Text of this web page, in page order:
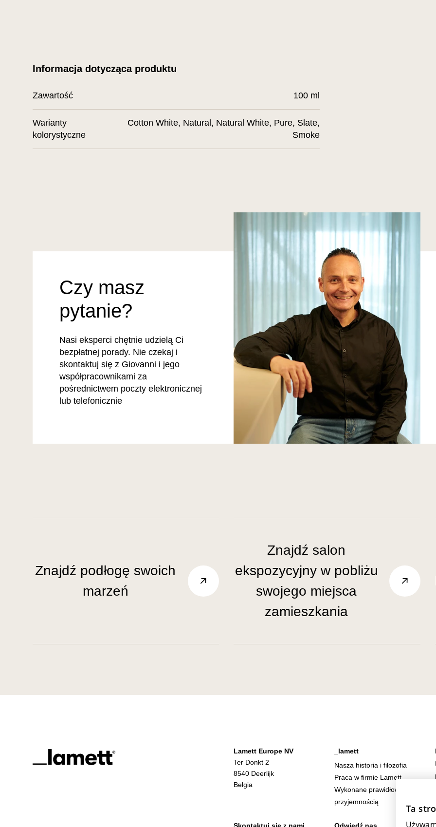
Informacja dotycząca produktu
Zawartość 100 ml
Warianty
kolorystyczne
Cotton White, Natural, Natural White, Pure, Slate,
Smoke
Czy masz
pytanie?
Nasi eksperci chętnie udzielą Ci
bezpłatnej porady. Nie czekaj i
skontaktuj się z Giovanni i jego
współpracownikami za
pośrednictwem poczty elektronicznej
lub telefonicznie
Znajdź podłogę swoich
marzeń
Znajdź salon
ekspozycyjny w pobliżu
swojego miejsca
zamieszkania
Lamett Europe NV
Ter Donkt 2
8540 Deerlijk
Belgia
_lamett
Nasza historia i filozofia
Praca w firmie Lamett
Wykonane prawidłowo i z
przyjemnością
Ta